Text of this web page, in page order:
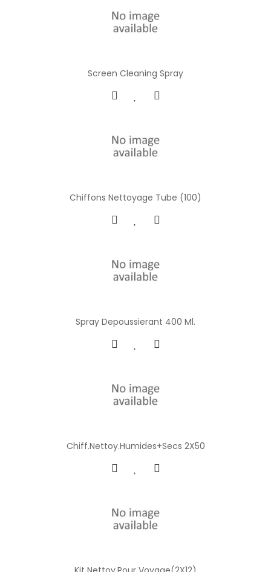
Screen Cleaning Spray
Chiffons Nettoyage Tube (100)
Spray Depoussierant 400 Ml.
Chiff.Nettoy.Humides+Secs 2X50